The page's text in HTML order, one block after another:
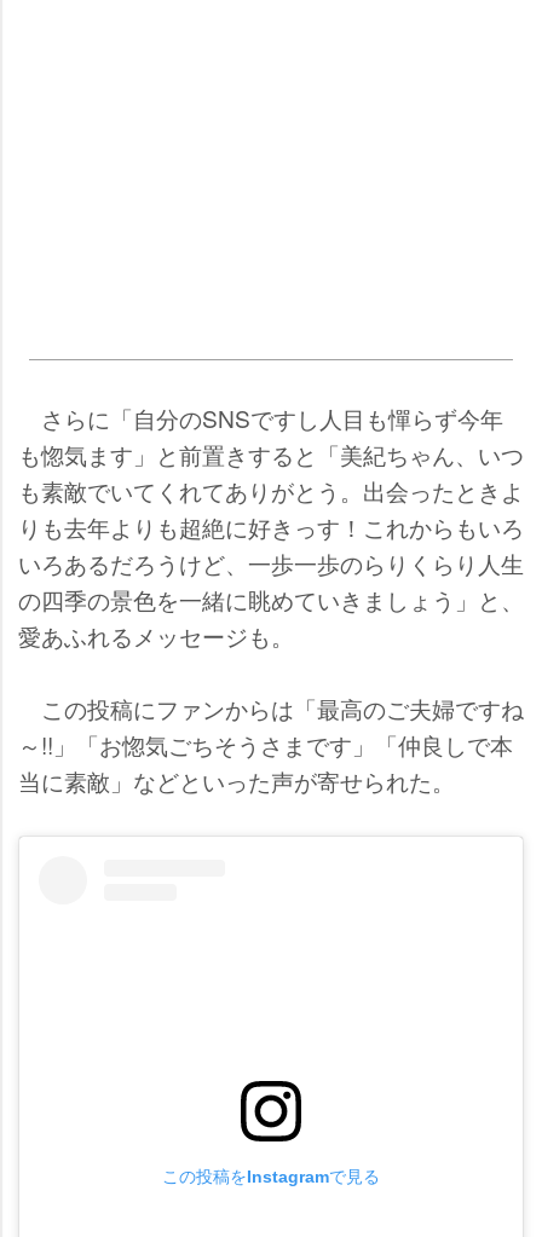
さらに「自分のSNSですし人目も憚らず今年
も惚気ます」と前置きすると「美紀ちゃん、いつ
も素敵でいてくれてありがとう。出会ったときよ
りも去年よりも超絶に好きっす！これからもいろ
いろあるだろうけど、一歩一歩のらりくらり人生
の四季の景色を一緒に眺めていきましょう」と、
愛あふれるメッセージも。
この投稿にファンからは「最高のご夫婦ですね
～!!」「お惚気ごちそうさまです」「仲良しで本
当に素敵」などといった声が寄せられた。
この投稿をInstagramで見る